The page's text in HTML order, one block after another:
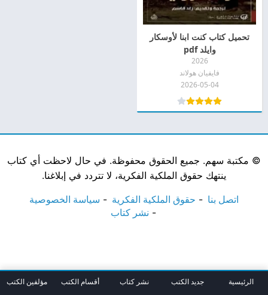
تحميل كتاب كنت ابنا لأوسكار
وايلد pdf
2026
فايفيان هولاند
2026-05-04
© مكتبة سهم. جميع الحقوق محفوظة. في حال لاحظت أي كتاب
ينتهك حقوق الملكية الفكرية، لا تتردد في إبلاغنا.
اتصل بنا حقوق الملكية الفكرية
سياسة الخصوصية
نشر كتاب
الرئيسية جديد الكتب نشر كتاب أقسام الكتب مؤلفين الكتب